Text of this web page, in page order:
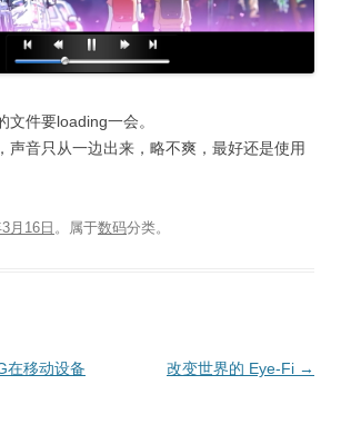
文件要loading一会。
声音只从一边出来，略不爽，最好还是使用
月16日 。属于数码分类。
在移动设备
改变世界的 Eye-Fi →